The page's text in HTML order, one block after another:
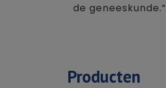
de geneeskunde.”
Producten